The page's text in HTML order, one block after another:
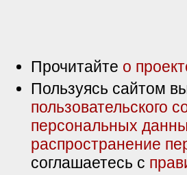
Прочитайте о
Пользуясь сайтом
пользовательского
персональных
распространение
соглашаетесь с